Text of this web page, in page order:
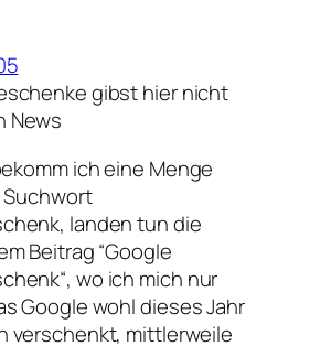
gibst hier nicht
News
ich eine Menge
landen tun die
Beitrag “Google
wo ich mich nur
Google wohl dieses Jahr
verschenkt, mittlerweile